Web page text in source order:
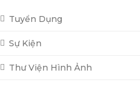
Tuyển Dụng
Sự Kiện
Thư Viện Hình Ảnh